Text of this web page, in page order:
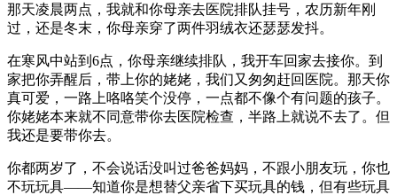
那天凌晨两点，我就和你母亲去医院排队挂号，农历新年刚
过，还是冬末，你母亲穿了两件羽绒衣还瑟瑟发抖。
在寒风中站到6点，你母亲继续排队，我开车回家去接你。到
家把你弄醒后，带上你的姥姥，我们又匆匆赶回医院。那天你
真可爱，一路上咯咯笑个没停，一点都不像个有问题的孩子。
你姥姥本来就不同意带你去医院检查，半路上就说不去了。但
我还是要带你去。
你都两岁了，不会说话没叫过爸爸妈妈，不跟小朋友玩，你也
不玩玩具——知道你是想替父亲省下买玩具的钱，但有些玩具